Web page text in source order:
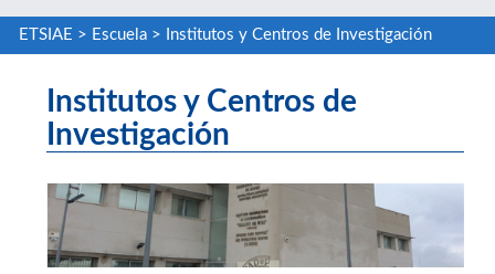
ETSIAE > Escuela> Institutos y Centros de Investigación
Institutos y Centros de
Investigación